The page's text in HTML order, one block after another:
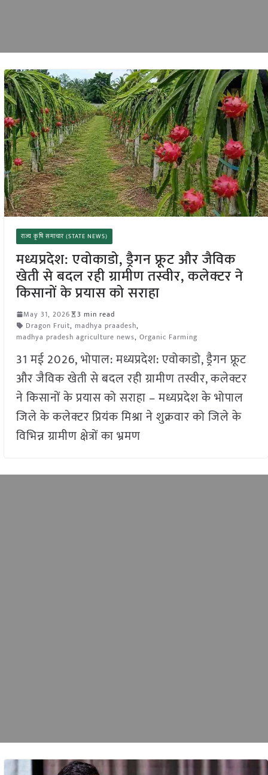
राज्य कृषि समाचार (STATE NEWS)
मध्यप्रदेश: एवोकाडो, ड्रैगन फ्रूट और जैविक
खेती से बदल रही ग्रामीण तस्वीर, कलेक्टर ने
किसानों के प्रयास को सराहा
May 31, 2026
3 min read
Dragon Fruit, madhya praadesh,
madhya pradesh agriculture news, Organic Farming
31 मई 2026, भोपाल: मध्यप्रदेश: एवोकाडो, ड्रैगन फ्रूट
और जैविक खेती से बदल रही ग्रामीण तस्वीर, कलेक्टर
ने किसानों के प्रयास को सराहा – मध्यप्रदेश के भोपाल
जिले के कलेक्टर प्रियंक मिश्रा ने शुक्रवार को जिले के
विभिन्न ग्रामीण क्षेत्रों का भ्रमण